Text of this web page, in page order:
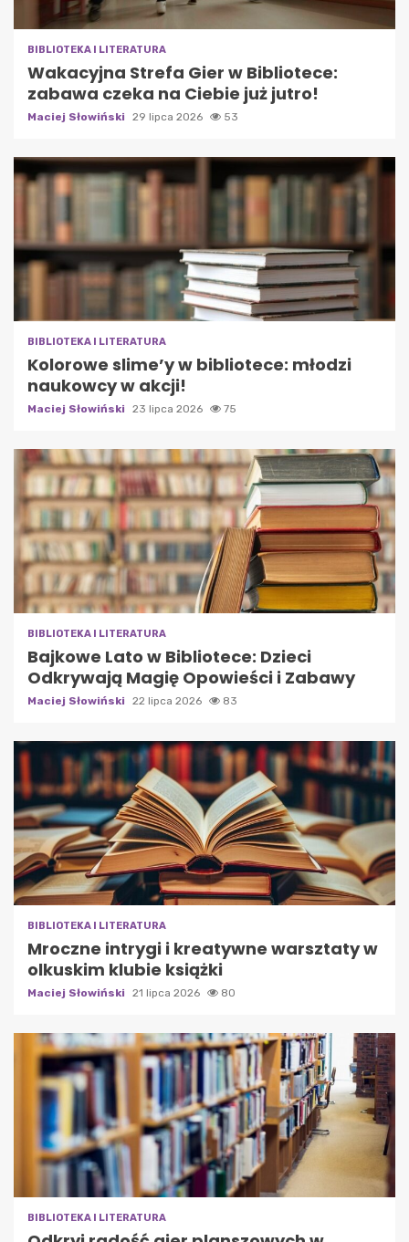
BIBLIOTEKA I LITERATURA
Wakacyjna Strefa Gier w Bibliotece:
zabawa czeka na Ciebie już jutro!
Maciej Słowiński 29 lipca 2026 53
BIBLIOTEKA I LITERATURA
Kolorowe slime’y w bibliotece: młodzi
naukowcy w akcji!
Maciej Słowiński 23 lipca 2026 75
BIBLIOTEKA I LITERATURA
Bajkowe Lato w Bibliotece: Dzieci
Odkrywają Magię Opowieści i Zabawy
Maciej Słowiński 22 lipca 2026 83
BIBLIOTEKA I LITERATURA
Mroczne intrygi i kreatywne warsztaty w
olkuskim klubie książki
Maciej Słowiński 21 lipca 2026 80
BIBLIOTEKA I LITERATURA